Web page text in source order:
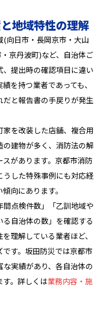
地域特性の理解
向日市・長岡京市・大山
京丹波町)など、自治体ご
、提出時の確認項目に違い
を持つ業者であっても、
と報告書の手戻りが発生
を改装した店舗、複合用
建物が多く、消防法の解
があります。京都市消防
した特殊事例にも対応経
向にあります。
点検件数」「乙訓地域や
自治体の数」を確認する
理解している業者ほど、
です。坂田防災では京都市
実績があり、各自治体の
。詳しくは業務内容・施